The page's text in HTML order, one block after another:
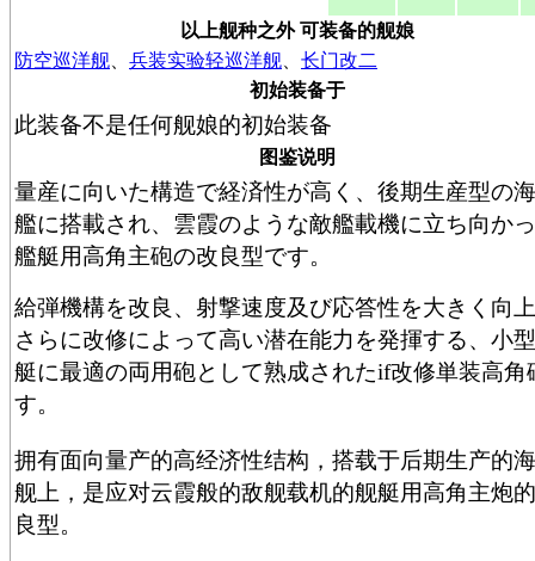
以上舰种之外 可装备的舰娘
防空巡洋舰
兵装实验轻巡洋舰
长门改二
初始装备于
此装备不是任何舰娘的初始装备
图鉴说明
量産に向いた構造で経済性が高く、後期生産型の
艦に搭載され、雲霞のような敵艦載機に立ち向か
艦艇用高角主砲の改良型です。
給弾機構を改良、射撃速度及び応答性を大きく向
さらに改修によって高い潜在能力を発揮する、小
艇に最適の両用砲として熟成されたif改修単装高角
す。
拥有面向量产的高经济性结构，搭载于后期生产的
舰上，是应对云霞般的敌舰载机的舰艇用高角主炮
良型。